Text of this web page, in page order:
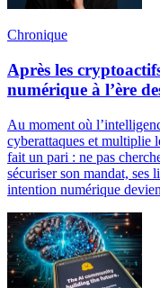
Chronique
Après les
numérique à l’ère
Au moment où
cyberattaques et multiplie
fait un pari : ne pas
sécuriser son mandat, ses
intention numérique